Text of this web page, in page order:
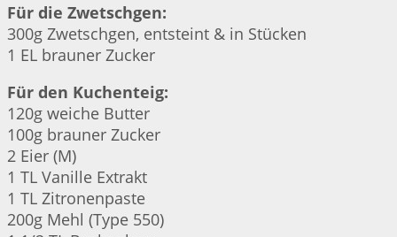
Für die Zwetschgen:
300g Zwetschgen, entsteint & in Stücken
1 EL brauner Zucker
Für den Kuchenteig:
120g weiche Butter
100g brauner Zucker
2 Eier (M)
1 TL Vanille Extrakt
1 TL Zitronenpaste
200g Mehl (Type 550)